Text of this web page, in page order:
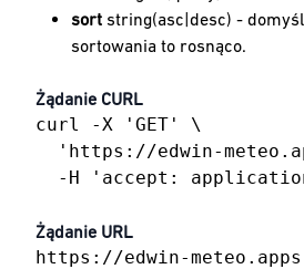
sort string(asc|desc) -
sortowania to rosnąco.
Żądanie CURL
curl -X 'GET' \
'https://edwin-
-H 'accept:
Żądanie URL
https://edwin-